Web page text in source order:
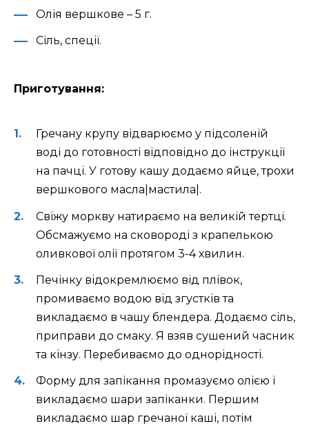
Олія вершкове – 5 г.
Сіль, спеції.
Приготування:
Гречану крупу відварюємо у підсоленій
воді до готовності відповідно до інструкції
на пачці. У готову кашу додаємо яйце, трохи
вершкового масла|мастила|.
Свіжу моркву натираємо на великій тертці.
Обсмажуємо на сковороді з крапелькою
оливкової олії протягом 3-4 хвилин.
Печінку відокремлюємо від плівок,
промиваємо водою від згустків та
викладаємо в чашу блендера. Додаємо сіль,
приправи до смаку. Я взяв сушений часник
та кінзу. Перебиваємо до однорідності.
Форму для запікання промазуємо олією і
викладаємо шари запіканки. Першим
викладаємо шар гречаної каші, потім